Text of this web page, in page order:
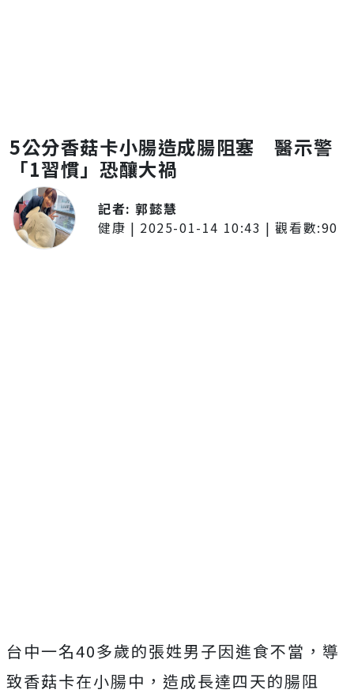
5公分香菇卡小腸造成腸阻塞 醫示警
「1習慣」恐釀大禍
記者:郭懿慧
健康 | 2025-01-14 10:43 | 觀看數:90
台中一名40多歲的張姓男子因進食不當，導
致香菇卡在小腸中，造成長達四天的腸阻